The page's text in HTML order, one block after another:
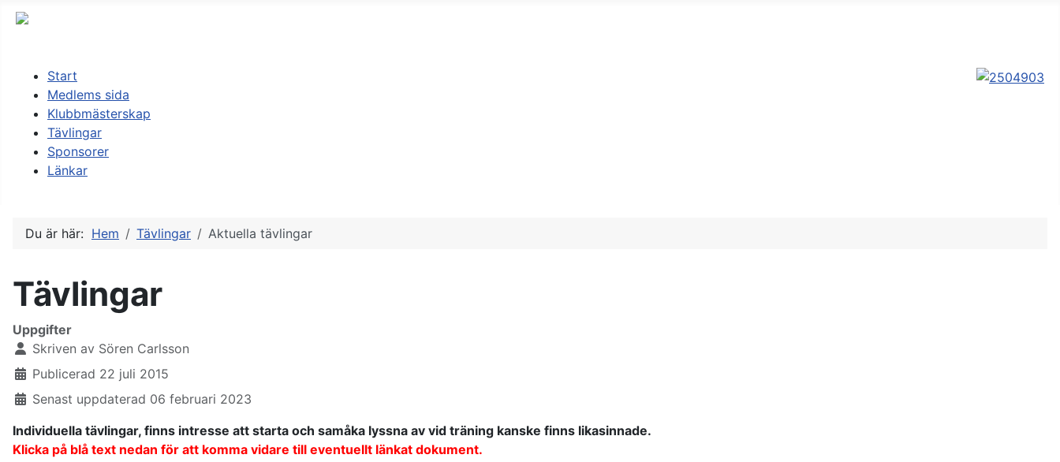
Start
Medlems sida
Klubbmästerskap
Tävlingar
Sponsorer
Länkar
Du är här: Hem Tävlingar Aktuella tävlingar
Tävlingar
Uppgifter
Skriven av Sören Carlsson
Publicerad 22 juli 2015
Senast uppdaterad 06 februari 2023
Individuella tävlingar, finns intresse att starta och samåka lyssna av vid träning kanske finns likasinnade.
Klicka på blå text nedan för att komma vidare till eventuellt länkat dokument.